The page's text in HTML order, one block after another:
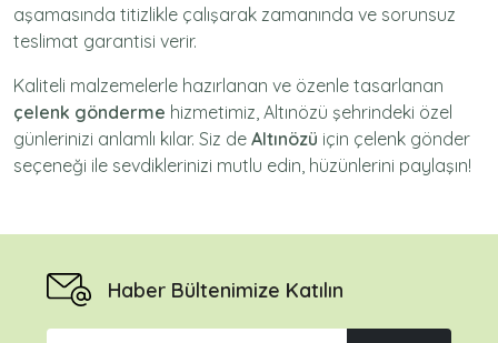
aşamasında titizlikle çalışarak zamanında ve sorunsuz
teslimat garantisi verir.
Kaliteli malzemelerle hazırlanan ve özenle tasarlanan
çelenk gönderme hizmetimiz, Altınözü şehrindeki özel
günlerinizi anlamlı kılar. Siz de Altınözü için çelenk gönder
seçeneği ile sevdiklerinizi mutlu edin, hüzünlerini paylaşın!
Haber Bültenimize Katılın